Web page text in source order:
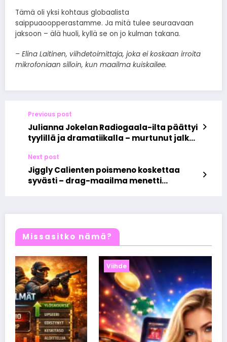
Tämä oli yksi kohtaus globaalista
saippuaoopperastamme. Ja mitä tulee seuraavaan
jaksoon – älä huoli, kyllä se on jo kulman takana.
– Elina Laitinen, viihdetoimittaja, joka ei koskaan irroita
mikrofoniaan silloin, kun maailma kuiskailee.
Previous post
Julianna Jokelan Radiogaala-ilta päättyi
tyylillä ja dramatiikalla – murtunut jalka
Next post
Jiggly Calienten poismeno koskettaa
syvästi – drag-maailma menetti
Missasitko nämä?
Viihde